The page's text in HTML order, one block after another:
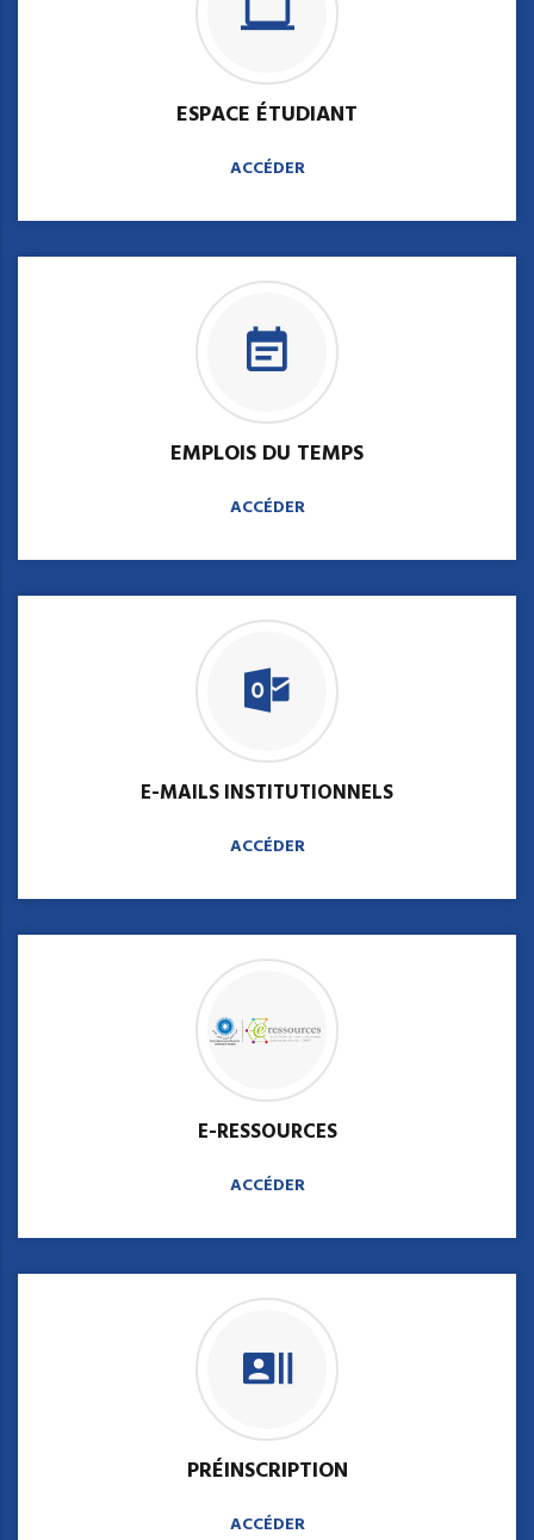
ESPACE ÉTUDIANT
ACCÉDER
EMPLOIS DU TEMPS
ACCÉDER
E-MAILS INSTITUTIONNELS
ACCÉDER
E-RESSOURCES
ACCÉDER
PRÉINSCRIPTION
ACCÉDER